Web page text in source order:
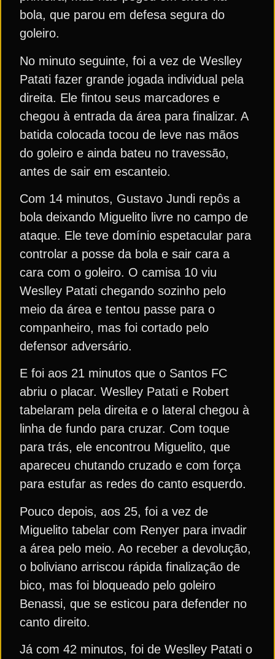
bola, que parou em defesa segura do
goleiro.
No minuto seguinte, foi a vez de Weslley
Patati fazer grande jogada individual pela
direita. Ele fintou seus marcadores e
chegou à entrada da área para finalizar. A
batida colocada tocou de leve nas mãos
do goleiro e ainda bateu no travessão,
antes de sair em escanteio.
Com 14 minutos, Gustavo Jundi repôs a
bola deixando Miguelito livre no campo de
ataque. Ele teve domínio espetacular para
controlar a posse da bola e sair cara a
cara com o goleiro. O camisa 10 viu
Weslley Patati chegando sozinho pelo
meio da área e tentou passe para o
companheiro, mas foi cortado pelo
defensor adversário.
E foi aos 21 minutos que o Santos FC
abriu o placar. Weslley Patati e Robert
tabelaram pela direita e o lateral chegou à
linha de fundo para cruzar. Com toque
para trás, ele encontrou Miguelito, que
apareceu chutando cruzado e com força
para estufar as redes do canto esquerdo.
Pouco depois, aos 25, foi a vez de
Miguelito tabelar com Renyer para invadir
a área pelo meio. Ao receber a devolução,
o boliviano arriscou rápida finalização de
bico, mas foi bloqueado pelo goleiro
Benassi, que se esticou para defender no
canto direito.
Já com 42 minutos, foi de Weslley Patati o